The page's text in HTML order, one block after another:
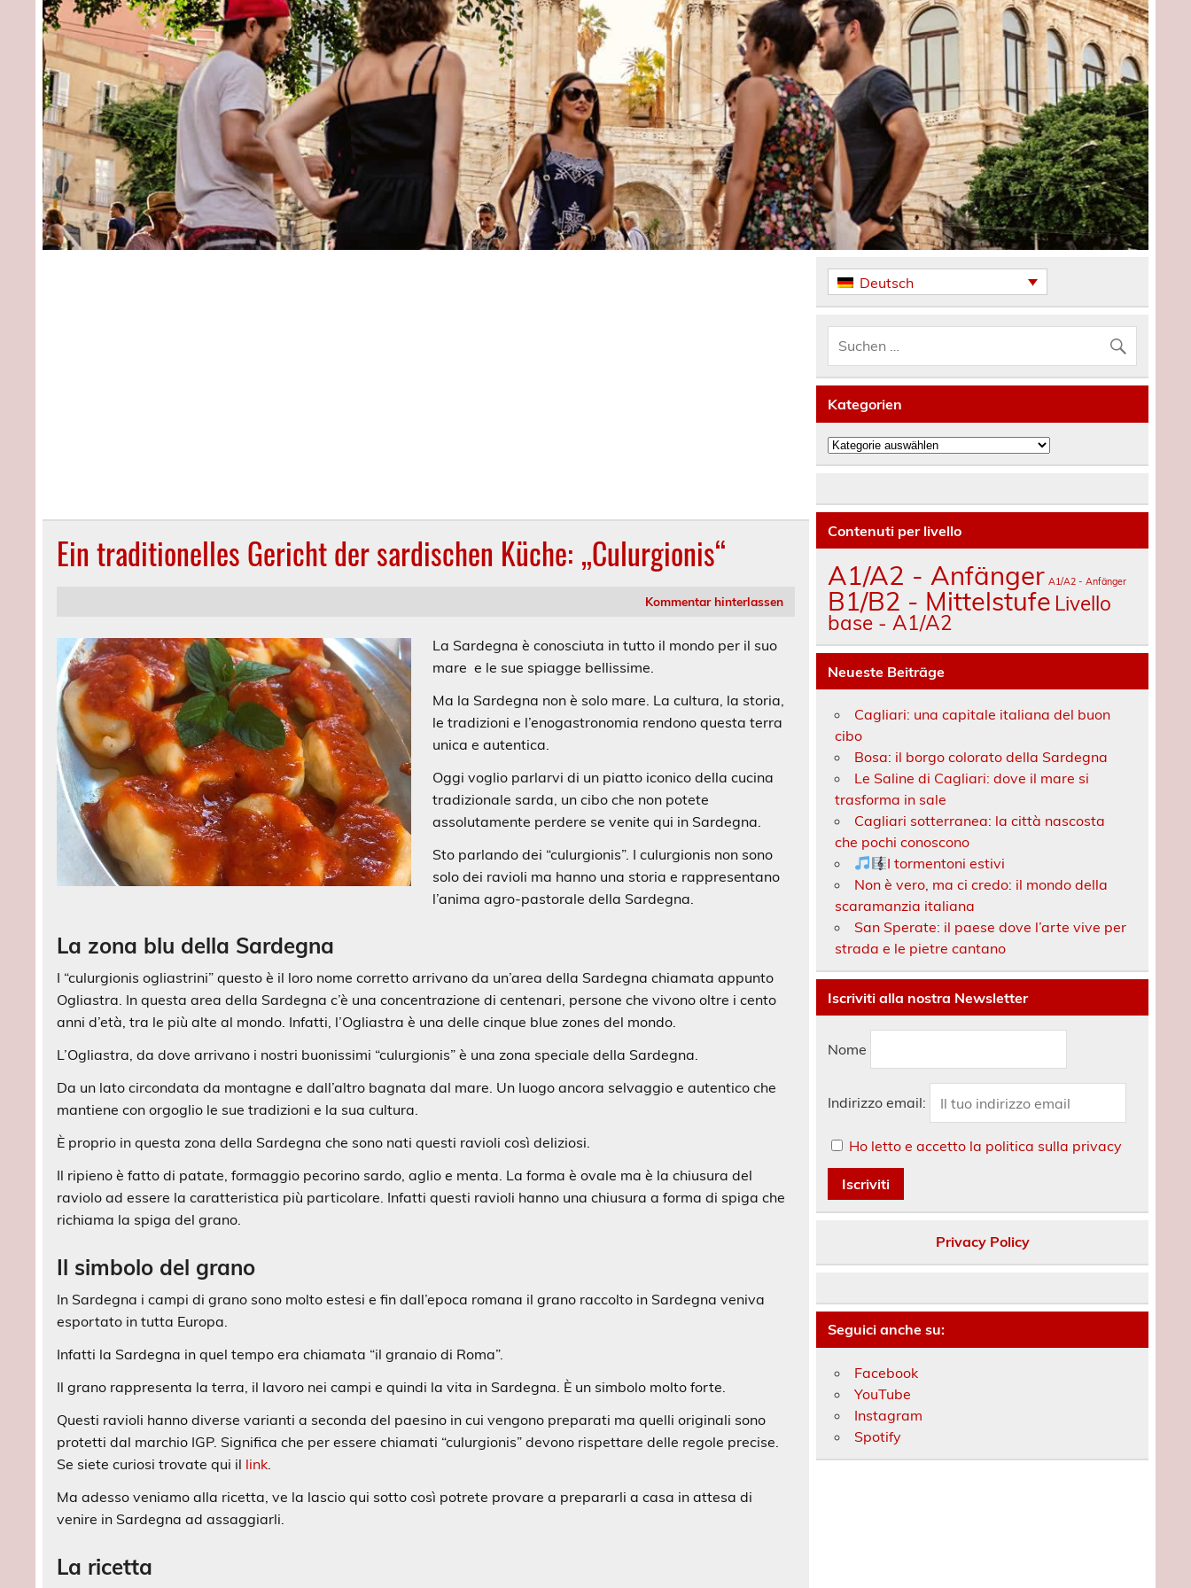
Ein traditionelles Gericht der sardischen Küche: „Culurgionis“
Kommentar hinterlassen
La Sardegna è conosciuta in tutto il mondo per il suo
mare e le sue spiagge bellissime.
Ma la Sardegna non è solo mare. La cultura, la storia,
le tradizioni e l’enogastronomia rendono questa terra
unica e autentica.
Oggi voglio parlarvi di un piatto iconico della cucina
tradizionale sarda, un cibo che non potete
assolutamente perdere se venite qui in Sardegna.
Sto parlando dei “culurgionis”. I culurgionis non sono
solo dei ravioli ma hanno una storia e rappresentano
l’anima agro-pastorale della Sardegna.
La zona blu della Sardegna
I “culurgionis ogliastrini” questo è il loro nome corretto arrivano da un’area della Sardegna chiamata appunto
Ogliastra. In questa area della Sardegna c’è una concentrazione di centenari, persone che vivono oltre i cento
anni d’età, tra le più alte al mondo. Infatti, l’Ogliastra è una delle cinque blue zones del mondo.
L’Ogliastra, da dove arrivano i nostri buonissimi “culurgionis” è una zona speciale della Sardegna.
Da un lato circondata da montagne e dall’altro bagnata dal mare. Un luogo ancora selvaggio e autentico che
mantiene con orgoglio le sue tradizioni e la sua cultura.
È proprio in questa zona della Sardegna che sono nati questi ravioli così deliziosi.
Il ripieno è fatto di patate, formaggio pecorino sardo, aglio e menta. La forma è ovale ma è la chiusura del
raviolo ad essere la caratteristica più particolare. Infatti questi ravioli hanno una chiusura a forma di spiga che
richiama la spiga del grano.
Il simbolo del grano
In Sardegna i campi di grano sono molto estesi e fin dall’epoca romana il grano raccolto in Sardegna veniva
esportato in tutta Europa.
Infatti la Sardegna in quel tempo era chiamata “il granaio di Roma”.
Il grano rappresenta la terra, il lavoro nei campi e quindi la vita in Sardegna. È un simbolo molto forte.
Questi ravioli hanno diverse varianti a seconda del paesino in cui vengono preparati ma quelli originali sono
protetti dal marchio IGP. Significa che per essere chiamati “culurgionis” devono rispettare delle regole precise.
Se siete curiosi trovate qui il link.
Ma adesso veniamo alla ricetta, ve la lascio qui sotto così potrete provare a prepararli a casa in attesa di
venire in Sardegna ad assaggiarli.
La ricetta
Deutsch
Kategorien
Kategorien
Contenuti per livello
A1/A2 - Anfänger A1/A2 - Anfänger
B1/B2 - Mittelstufe Livello
base - A1/A2
Neueste Beiträge
Cagliari: una capitale italiana del buon
cibo
Bosa: il borgo colorato della Sardegna
Le Saline di Cagliari: dove il mare si
trasforma in sale
Cagliari sotterranea: la città nascosta
che pochi conoscono
I tormentoni estivi
Non è vero, ma ci credo: il mondo della
scaramanzia italiana
San Sperate: il paese dove l’arte vive per
strada e le pietre cantano
Iscriviti alla nostra Newsletter
Nome
Indirizzo email:
Ho letto e accetto la politica sulla privacy
Privacy Policy
Seguici anche su:
Facebook
YouTube
Instagram
Spotify